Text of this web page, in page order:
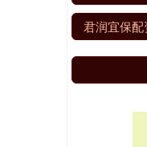
君润宜保